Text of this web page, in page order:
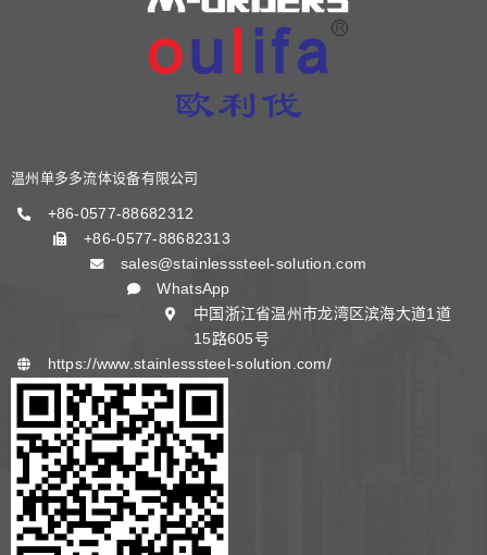
联系我们
温州单多多流体设备有限公司
+86-0577-88682312
+86-0577-88682313
sales@stainlesssteel-solution.com
WhatsApp
中国浙江省温州市龙湾区滨海大道1道
15路605号
https://www.stainlesssteel-solution.com/